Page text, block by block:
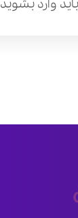
وارد بشوید